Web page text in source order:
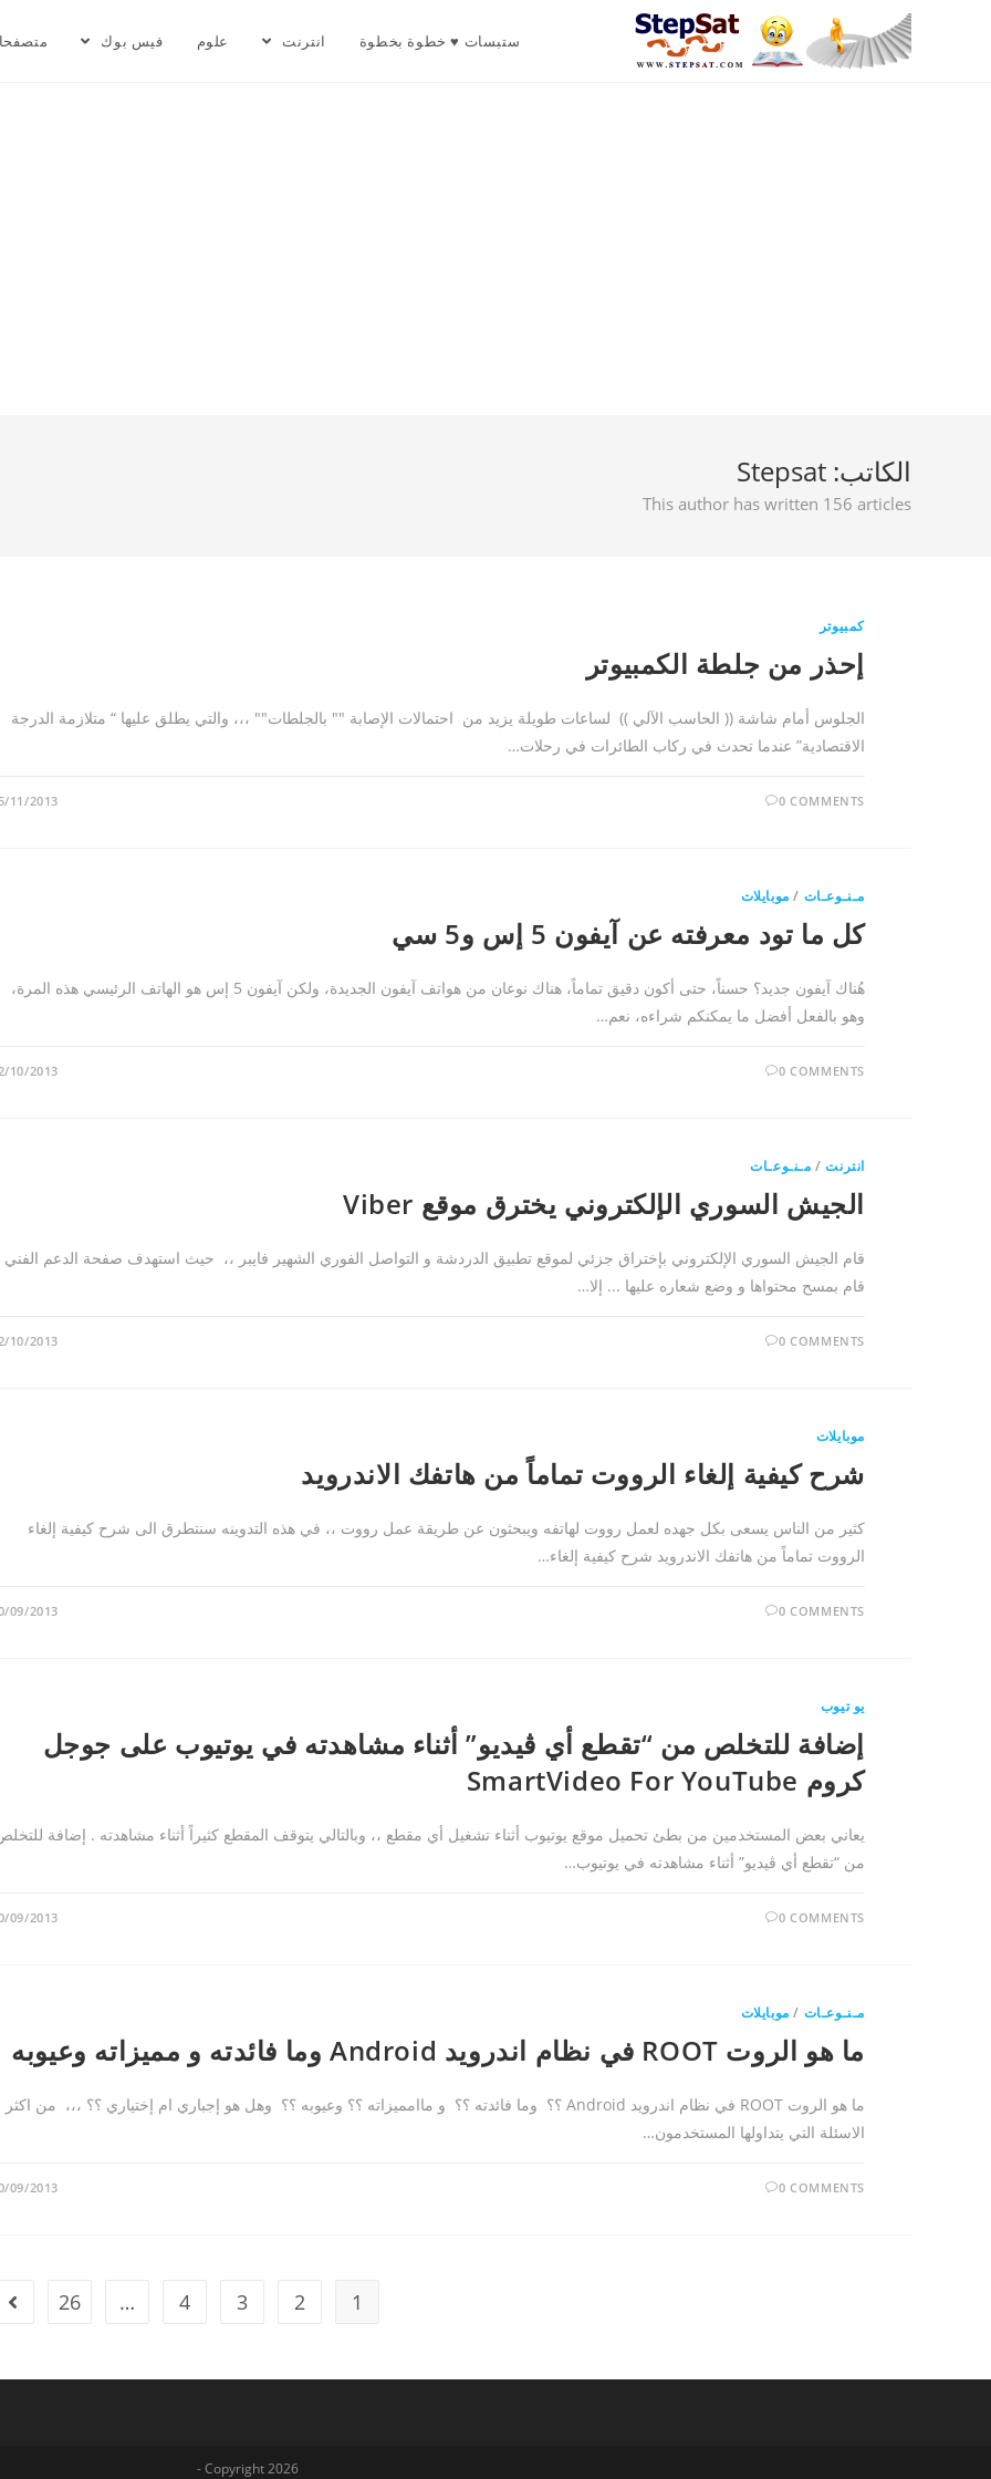
ستبسات ♥ خطوة بخطوة انترنت علوم فيس بوك
الكاتب: Stepsat
This author has written 156 articles
كمبيوتر
إحذر من جلطة الكمبيوتر
الجلوس أمام شاشة (( الحاسب الآلي )) لساعات طويلة يزيد من احتمالات الإصابة "" بالجلطات"" ،،، ‏والتي يطلق عليها “ متلازمة الدرجة
الاقتصادية” عندما تحدث في ركاب الطائرات في رحلات…
0 COMMENTS
11/2013
مـنـوعـات / موبايلات
كل ما تود معرفته عن آيفون 5 إس و5 سي
هُناك آيفون جديد؟ حسناً، حتى أكون دقيق تماماً، هناك نوعان من هواتف آيفون الجديدة، ولكن آيفون 5 إس هو الهاتف الرئيسي هذه المرة،
وهو بالفعل أفضل ما يمكنكم شراءه، نعم…
0 COMMENTS
10/2013
انترنت/ مـنـوعـات
الجيش السوري الإلكتروني يخترق موقع Viber
قام الجيش السوري الإلكتروني بإختراق جزئي لموقع تطبيق الدردشة و التواصل الفوري الشهير فايبر ،، حيث استهدف صفحة الدعم الفني
قام بمسح محتواها و وضع شعاره عليها ... إلا…
0 COMMENTS
10/2013
موبايلات
شرح كيفية إلغاء الرووت تماماً من هاتفك الاندرويد
كثير من الناس يسعى بكل جهده لعمل رووت لهاتفه ويبحثون عن طريقة عمل رووت ،، في هذه التدوينه سنتطرق الى شرح كيفية إلغاء
الرووت تماماً من هاتفك الاندرويد شرح كيفية إلغاء…
0 COMMENTS
09/2013
يو تيوب
إضافة للتخلص من “تقطع أي ڤيديو” أثناء مشاهدته في يوتيوب على جوجل
كروم SmartVideo For YouTube
يعاني بعض المستخدمين من بطئ تحميل موقع يوتيوب أثناء تشغيل أي مقطع ،، وبالتالي يتوقف المقطع كثيراً أثناء مشاهدته . إضافة
من “تقطع أي ڤيديو” أثناء مشاهدته في يوتيوب…
0 COMMENTS
09/2013
مـنـوعـات / موبايلات
ما هو الروت ROOT في نظام اندرويد Android وما فائدته و مميزاته وعيوبه
ما هو الروت ROOT في نظام اندرويد Android ؟؟ وما فائدته ؟؟ و ماامميزاته ؟؟ وعيوبه ؟؟ وهل هو إجباري ام إختياري ؟؟ ،،، من اكثر
الاسئلة التي يتداولها المستخدمون…
0 COMMENTS
09/2013
1
2
3
4
…
26
Copyright 2026 -